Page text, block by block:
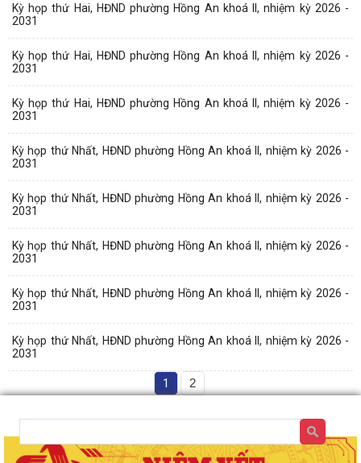
Kỳ họp thứ Hai, HĐND phường Hồng An khoá II, nhiệm kỳ 2026 -
2031
Kỳ họp thứ Hai, HĐND phường Hồng An khoá II, nhiệm kỳ 2026 -
2031
Kỳ họp thứ Hai, HĐND phường Hồng An khoá II, nhiệm kỳ 2026 -
2031
Kỳ họp thứ Nhất, HĐND phường Hồng An khoá II, nhiệm kỳ 2026 -
2031
Kỳ họp thứ Nhất, HĐND phường Hồng An khoá II, nhiệm kỳ 2026 -
2031
Kỳ họp thứ Nhất, HĐND phường Hồng An khoá II, nhiệm kỳ 2026 -
2031
Kỳ họp thứ Nhất, HĐND phường Hồng An khoá II, nhiệm kỳ 2026 -
2031
Kỳ họp thứ Nhất, HĐND phường Hồng An khoá II, nhiệm kỳ 2026 -
2031
1 2